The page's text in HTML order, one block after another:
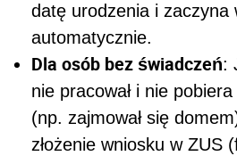
datę urodzenia i zaczyna
automatycznie.
Dla osób bez świadczeń:
nie pracował i nie
(np. zajmował się
złożenie wniosku w ZUS